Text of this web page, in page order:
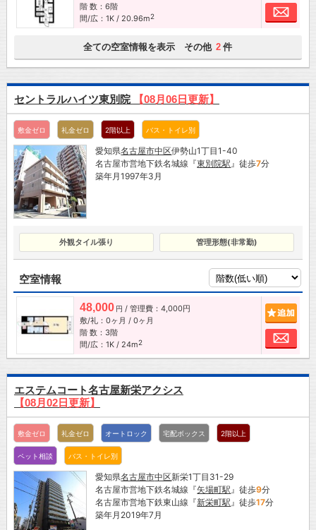
階 数：6階
間/広：1K / 20.96m2
お
全ての空室情報を表示 その他 2 件
セントラルハイツ東別院 【08月06日更新】
敷金ゼロ 礼金ゼロ 2階以上 バス・トイレ別
愛知県名古屋市中区伊勢山1丁目1-40
名古屋市営地下鉄名城線『東別院駅 』徒歩7分
築年月1997年3月
外観タイル張り 管理形態(非常勤)
空室情報
48,000 円 / 管理費：4,000円
敷/礼：0ヶ月 / 0ヶ月
階 数：3階
間/広：1K / 24m2
お
エステムコート名古屋新栄アクシス
【08月02日更新】
敷金ゼロ 礼金ゼロ オートロック 宅配ボックス 2階以上
ペット相談 バス・トイレ別
愛知県名古屋市中区新栄1丁目31-29
名古屋市営地下鉄名城線『矢場町駅 』徒歩9分
名古屋市営地下鉄東山線『新栄町駅 』徒歩17分
築年月2019年7月